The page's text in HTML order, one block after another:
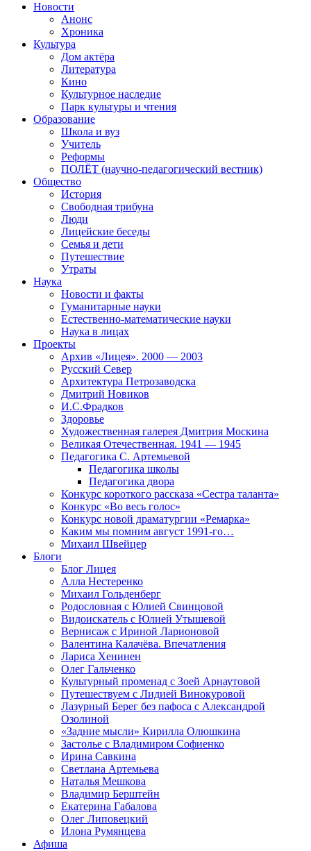
Новости
Анонс
Хроника
Культура
Дом актёра
Литература
Кино
Культурное наследие
Парк культуры и чтения
Образование
Школа и вуз
Учитель
Реформы
ПОЛЁТ (научно-педагогический вестник)
Общество
История
Свободная трибуна
Люди
Лицейские беседы
Семья и дети
Путешествие
Утраты
Наука
Новости и факты
Гуманитарные науки
Естественно-математические науки
Наука в лицах
Проекты
Архив «Лицея». 2000 — 2003
Русский Север
Архитектура Петрозаводска
Дмитрий Новиков
И.С.Фрадков
Здоровье
Художественная галерея Дмитрия Москина
Великая Отечественная. 1941 — 1945
Педагогика С. Артемьевой
Педагогика школы
Педагогика двора
Конкурс короткого рассказа «Сестра таланта»
Конкурс «Во весь голос»
Конкурс новой драматургии «Ремарка»
Каким мы помним август 1991-го…
Михаил Швейцер
Блоги
Блог Лицея
Алла Нестеренко
Михаил Гольденберг
Родословная с Юлией Свинцовой
Видоискатель с Юлией Утышевой
Вернисаж с Ириной Ларионовой
Валентина Калачёва. Впечатления
Лариса Хенинен
Олег Гальченко
Культурный променад с Зоей Арнаутовой
Путешествуем с Лидией Винокуровой
Лазурный Берег без пафоса с Александрой
Озолиной
«Задние мысли» Кирилла Олюшкина
Застолье с Владимиром Софиенко
Ирина Савкина
Светлана Артемьева
Наталья Мешкова
Владимир Берштейн
Екатерина Габалова
Олег Липовецкий
Илона Румянцева
Афиша